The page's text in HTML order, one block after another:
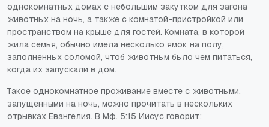
однокомнатных домах с небольшим закутком для загона
животных на ночь, а также с комнатой-пристройкой или
пространством на крыше для гостей. Комната, в которой
жила семья, обычно имела несколько ямок на полу,
заполненных соломой, чтоб животным было чем питаться,
когда их запускали в дом.
Такое однокомнатное проживание вместе с животными,
запущенными на ночь, можно прочитать в нескольких
отрывках Евангелия. В Мф. 5:15 Иисус говорит: